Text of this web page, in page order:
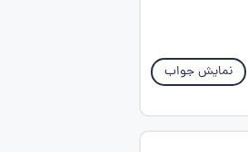
نمایش جواب